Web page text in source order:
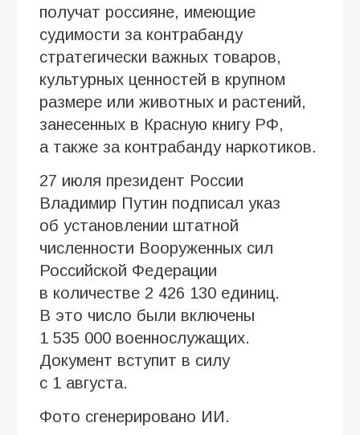
получат россияне, имеющие
судимости за контрабанду
стратегически важных товаров,
культурных ценностей в крупном
размере или животных и растений,
занесенных в Красную книгу РФ,
а также за контрабанду наркотиков.
27 июля президент России
Владимир Путин подписал указ
об установлении штатной
численности Вооруженных сил
Российской Федерации
в количестве 2 426 130 единиц.
В это число были включены
1 535 000 военнослужащих.
Документ вступит в силу
с 1 августа.
Фото сгенерировано ИИ.